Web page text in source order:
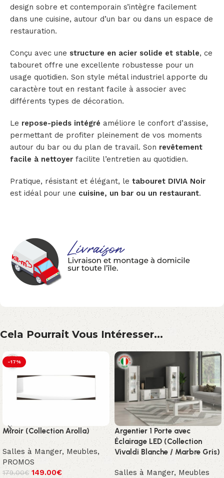
design sobre et contemporain s’intègre facilement
dans une cuisine, autour d’un bar ou dans un espace de
restauration.
Conçu avec une structure en acier solide et stable, ce
tabouret offre une excellente robustesse pour un
usage quotidien. Son style métal industriel apporte du
caractère tout en restant facile à associer avec
différents types de décoration.
Le repose-pieds intégré améliore le confort d’assise,
permettant de profiter pleinement de vos moments
autour du bar ou du plan de travail. Son revêtement
facile à nettoyer facilite l’entretien au quotidien.
Pratique, résistant et élégant, le tabouret DIVIA Noir
est idéal pour une cuisine, un bar ou un restaurant.
Cela Pourrait Vous Intéresser...
-17%
Miroir (Collection Arolla)
Salles à Manger, Meubles,
PROMOS
179.00€ 149.00€
Argentier 1 Porte avec
Éclairage LED (Collection
Vivaldi Blanche / Marbre Gris)
Salles à Manger, Meubles